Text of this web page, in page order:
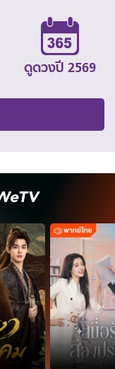
ดูดวงปี 2569